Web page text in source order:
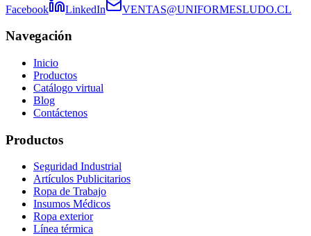
Facebook
LinkedIn VENTAS@UNIFORMESLUDO.CL
Navegación
Inicio
Productos
Catálogo virtual
Blog
Contáctenos
Productos
Seguridad Industrial
Artículos Publicitarios
Ropa de Trabajo
Insumos Médicos
Ropa exterior
Línea térmica